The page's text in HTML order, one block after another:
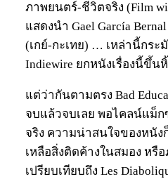
ภาพยนตร์-ชีวิตจริง (Film
แสดงนำ Gael García
(เกย์-กะเทย) … เหล่านี้กระ
Indiewire ยกหนังเรื่องนี้ขึ้น
แต่ว่ากันตามตรง Bad
จบแล้วจบเลย พอไคลน์แม็ก
จริง ความน่าสนใจของหนั
เหลือสิ่งติดค้างในสมอง หรื
เปรียบเทียบถึง Les